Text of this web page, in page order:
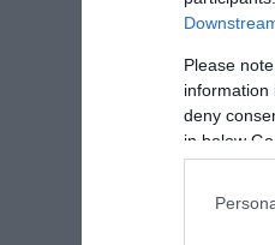
Please
information
deny
in below